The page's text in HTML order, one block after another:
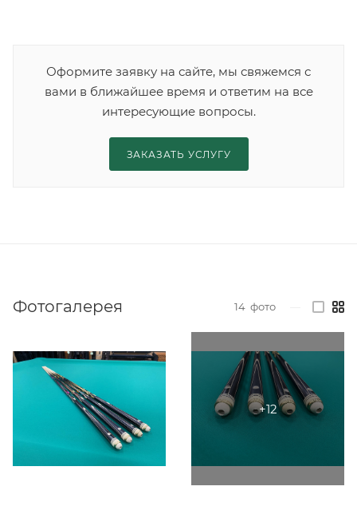
Оформите заявку на сайте, мы свяжемся с
вами в ближайшее время и ответим на все
интересующие вопросы.
ЗАКАЗАТЬ УСЛУГУ
Фотогалерея 14 фото